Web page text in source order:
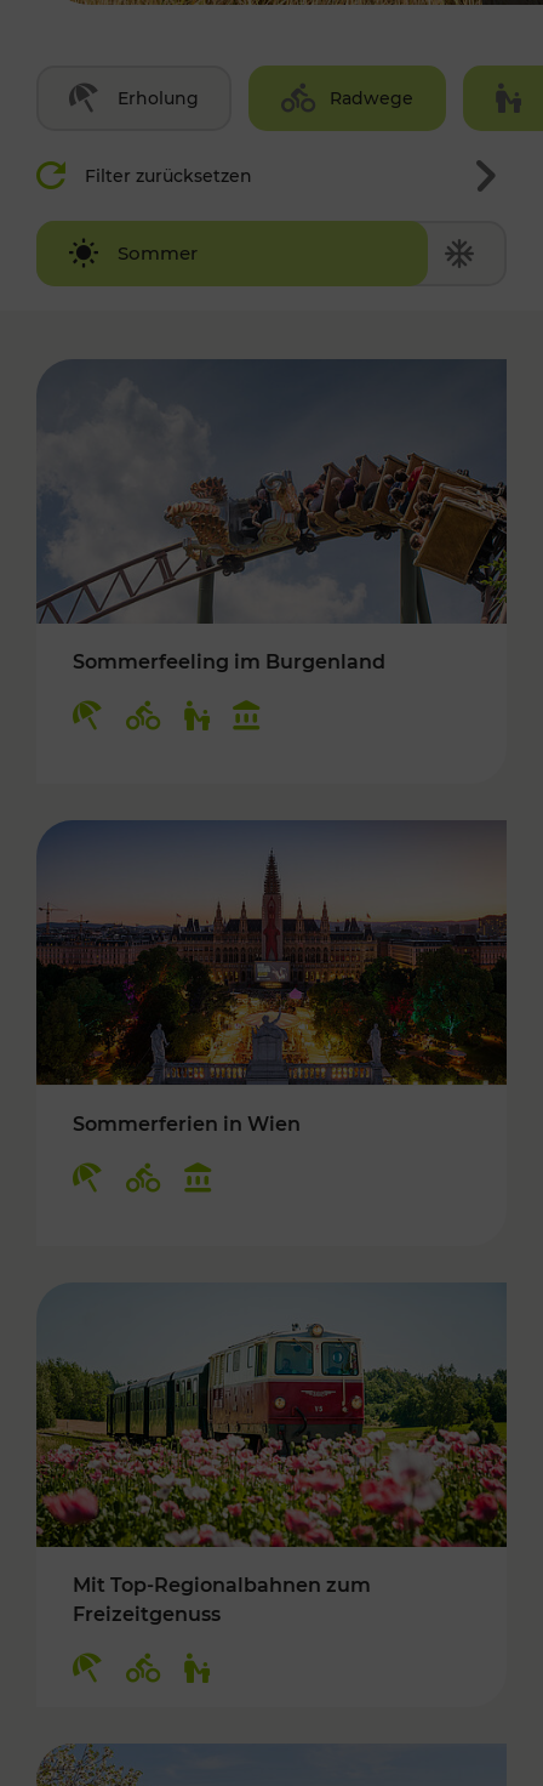
Erholung Radwege
Filter zurücksetzen
Sommer
Winter
Sommerfeeling im Burgenland
Sommerferien in Wien
Mit Top-Regionalbahnen zum
Freizeitgenuss